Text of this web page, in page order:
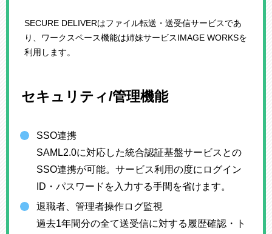
SECURE DELIVERはファイル転送・送受信サービスであ
り、ワークスペース機能は姉妹サービスIMAGE WORKSを
利用します。
セキュリティ/管理機能
SSO連携
SAML2.0に対応した統合認証基盤サービスとの
SSO連携が可能。サービス利用の度にログイン
ID・パスワードを入力する手間を省けます。
退職者、管理者操作ログ監視
過去1年間分の全て送受信に対する履歴確認・ト